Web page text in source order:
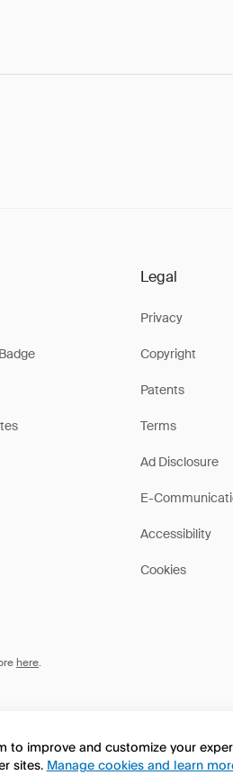
Legal
Privacy
Copyright
Patents
Terms
Ad Disclosure
E-
Accessibility
Cookies
here.
to improve and customize your
sites. Manage cookies and learn